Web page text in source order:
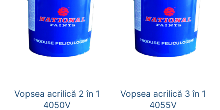
Vopsea acrilică 2 în 1
4050V
Vopsea acrilică 3 în 1
4055V